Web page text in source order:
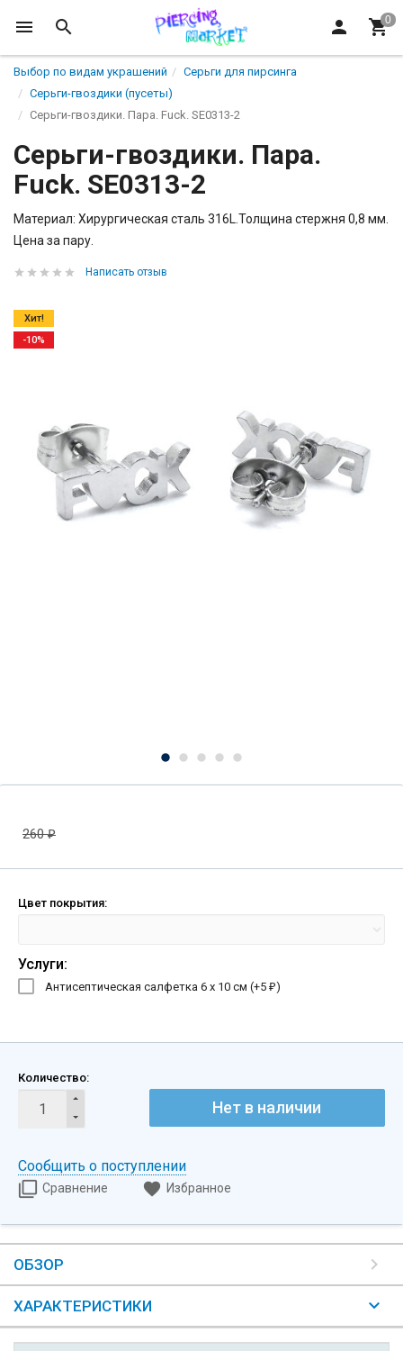
Выбор по видам украшений
Серьги для пирсинга
Серьги-гвоздики (пусеты)
Серьги-гвоздики. Пара. Fuck. SE0313-2
Серьги-гвоздики. Пара.
Fuck. SE0313-2
Материал: Хирургическая сталь 316L.Толщина стержня 0,8 мм.
Цена за пару.
Написать отзыв
Хит!
-10%
260₽
Цвет покрытия:
Услуги:
Антисептическая салфетка 6 х 10 см (+5 ₽)
Количество:
Нет в наличии
Сообщить о поступлении
Сравнение Избранное
ОБЗОР
ХАРАКТЕРИСТИКИ